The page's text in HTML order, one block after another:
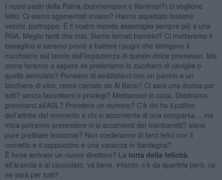
I nuovi padri della Patria (buontemponi o filantropi?) ci vogliono
felici. Ci siamo sgomentati invano? Hanno aspettato fossimo
vecchi, purtroppo. E il nostro mondo assomiglia sempre più a una
RSA. Meglio tardi che mai. Siamo tornati bambini? Ci metteremo il
bavaglino e saremo pronti a battere i pugni che stringono il
cucchiaino sul tavolo dall’impazienza di questo dolce promesso. Ma
come faranno a sapere se preferiamo lo zucchero di vaniglia o
quello semolato? Pensano di soddisfarci con un panino e un
bicchiere di vino, come cantato da Al Bano? Ci sarà una donna per
tutti? senza favoritismi o privilegi? Mettiamoci in coda. Dobbiamo
prenotarci all’ASL? Prendere un numero? C’è chi ha il pallino
dell’attrice del momento e chi si accontenta di una comparsa… ma
mica potranno pretendere ci si accontenti dei manicaretti? siano
pure prelibate leccornie? Non crederanno di farci felici con il
cornetto e il cappuccino e una vacanza in Sardegna?
È forse arrivato un nuovo direttore? La torta della felicità
all’arancia e al cioccolato, va bene, intanto; c’è da spartirla però, ce
ne sarà per tutti?